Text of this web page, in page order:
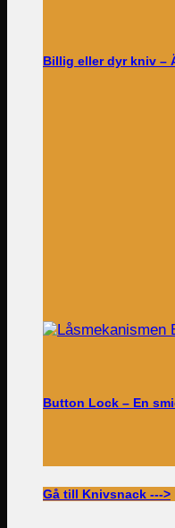
Billig eller dyr kniv –
Button Lock – En
Gå till Knivsnack --->